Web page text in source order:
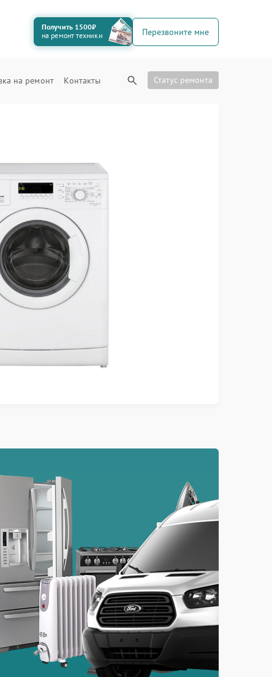
Получить 1500₽
на ремонт техники
Перезвоните мне
на ремонт Контакты Статус ремонта